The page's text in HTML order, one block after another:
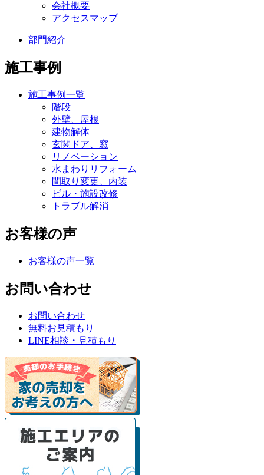
会社概要
アクセスマップ
部門紹介
施工事例
施工事例一覧
階段
外壁、屋根
建物解体
玄関ドア、窓
リノベーション
水まわりリフォーム
間取り変更、内装
ビル・施設改修
トラブル解消
お客様の声
お客様の声一覧
お問い合わせ
お問い合わせ
無料お見積もり
LINE相談・見積もり